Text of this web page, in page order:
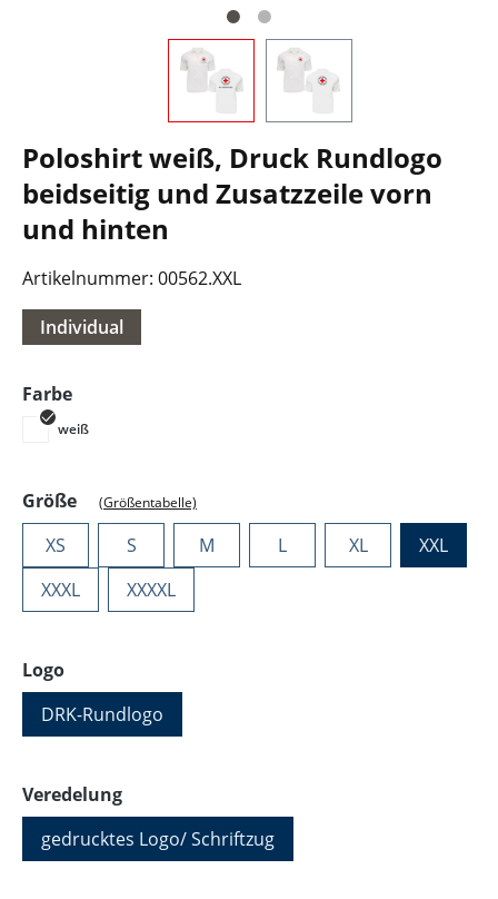
Poloshirt weiß, Druck Rundlogo
beidseitig und Zusatzzeile vorn
und hinten
Artikelnummer: 00562.XXL
Individual
Farbeauswählen
weiß
Größeauswählen
(Größentabelle)
XS S M L XL
XXL
XXXL
XXXXL
Logoauswählen
DRK-Rundlogo
Veredelungauswählen
gedrucktes Logo/ Schriftzug